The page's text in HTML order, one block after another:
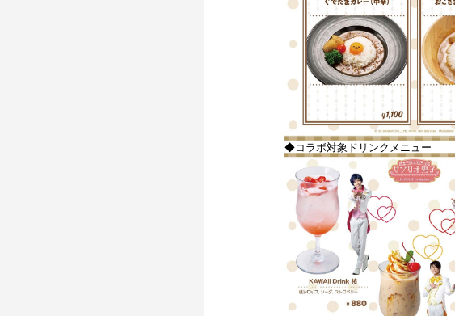
◆コラボ対象ドリンクメニュー